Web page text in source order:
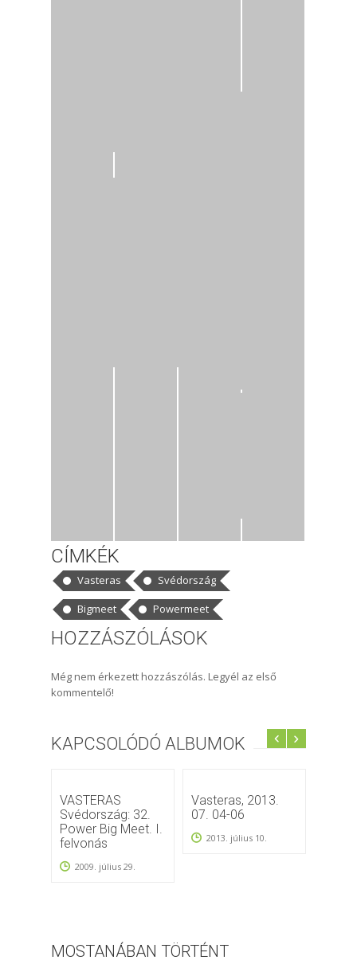
CÍMKÉK
Vasteras
Svédország
Bigmeet
Powermeet
HOZZÁSZÓLÁSOK
Még nem érkezett hozzászólás. Legyél az első
kommentelő!
KAPCSOLÓDÓ ALBUMOK
VASTERAS
Svédország: 32.
Power Big Meet. I.
felvonás
2009. július 29.
Vasteras, 2013.
07. 04-06
2013. július 10.
MOSTANÁBAN TÖRTÉNT